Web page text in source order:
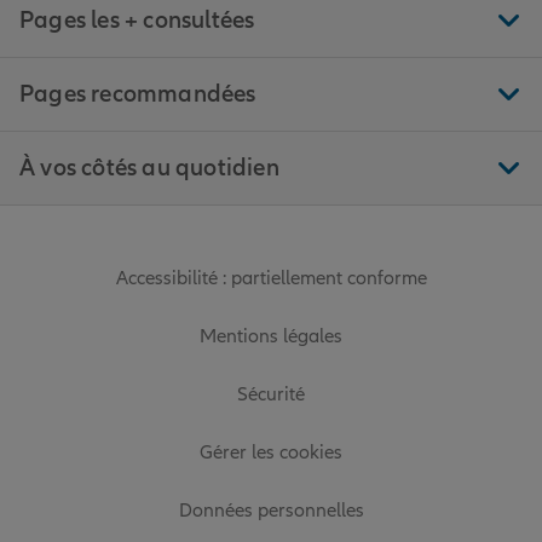
Pages les + consultées
Pages recommandées
À vos côtés au quotidien
Accessibilité : partiellement conforme
Mentions légales
Sécurité
Gérer les cookies
Données personnelles